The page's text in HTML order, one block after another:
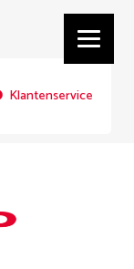
Klantenservice